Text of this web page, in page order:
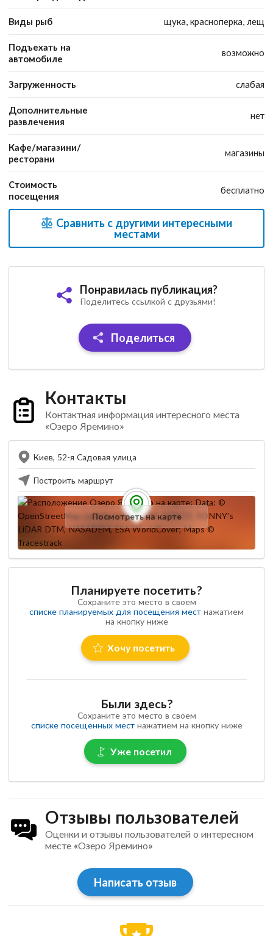
Виды рыб щука, красноперка, лещ
Подъехать на
автомобиле
возможно
Загруженность слабая
Дополнительные
развлечения
нет
Кафе/магазини/
ресторани
магазины
Стоимость
посещения
бесплатно
Сравнить с другими интересными
местами
Понравилась публикация?
Поделитесь ссылкой с друзьями!
Поделиться
Контакты
Контактная информация интересного места
«Озеро Яремино»
Киев, 52-я Садовая улица
Построить маршрут
Посмотреть на карте
Планируете посетить?
Сохраните это место в своем
списке планируемых для посещения мест нажатием
на кнопку ниже
Хочу посетить
Были здесь?
Сохраните это место в своем
списке посещенных местнажатием на кнопку ниже
Уже посетил
Отзывы пользователей
Оценки и отзывы пользователей о интересном
месте «Озеро Яремино»
Написать отзыв